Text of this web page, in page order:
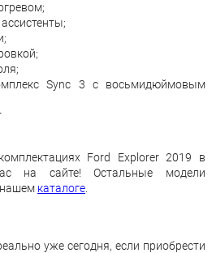
Sync 3 с восьмидюймовым
Ford Explorer 2019 в
на сайте! Остальные модели
нашем каталоге.
уже сегодня, если приобрести